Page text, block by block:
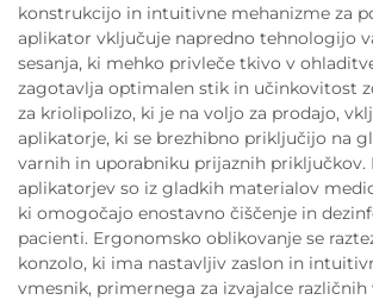
konstrukcijo in intuitivne mehanizme za
aplikator vključuje napredno tehnologijo
sesanja, ki mehko privleče tkivo v
zagotavlja optimalen stik in učinkovitost
za kriolipolizo, ki je na voljo za prodajo,
aplikatorje, ki se brezhibno priključijo na
varnih in uporabniku prijaznih priključkov.
aplikatorjev so iz gladkih materialov
ki omogočajo enostavno čiščenje in
pacienti. Ergonomsko oblikovanje se
konzolo, ki ima nastavljiv zaslon in
vmesnik, primernega za izvajalce različnih